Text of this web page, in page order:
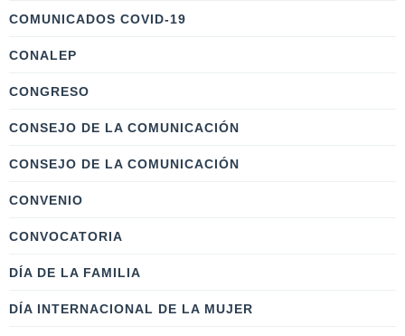
COMUNICADOS COVID-19
CONALEP
CONGRESO
CONSEJO DE LA COMUNICACIÓN
CONSEJO DE LA COMUNICACIÓN
CONVENIO
CONVOCATORIA
DÍA DE LA FAMILIA
DÍA INTERNACIONAL DE LA MUJER